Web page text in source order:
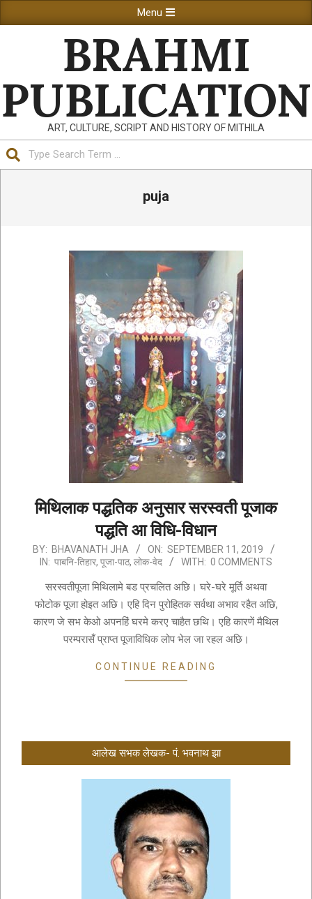
to
Navigation
Menu
BRAHMI
PUBLICATION
ART, CULTURE, SCRIPT AND HISTORY OF MITHILA
puja
मिथिलाक पद्धतिक अनुसार सरस्वती पूजाक
पद्धति आ विधि-विधान
2019-
09-
BY: BHAVANATH JHA ON: SEPTEMBER 11, 2019
IN: पाबनि-तिहार, पूजा-पाठ, लोक-वेद WITH: 0 COMMENTS
सरस्वतीपूजा मिथिलामे बड प्रचलित अछि। घरे-घरे मूर्ति अथवा
फोटोक पूजा होइत अछि। एहि दिन पुरोहितक सर्वथा अभाव रहैत अछि,
कारण जे सभ केओ अपनहिं घरमे करए चाहैत छथि। एहि कारणें मैथिल
परम्परासँ प्राप्त पूजाविधिक लोप भेल जा रहल अछि।
CONTINUE READING
आलेख सभक लेखक- पं. भवनाथ झा